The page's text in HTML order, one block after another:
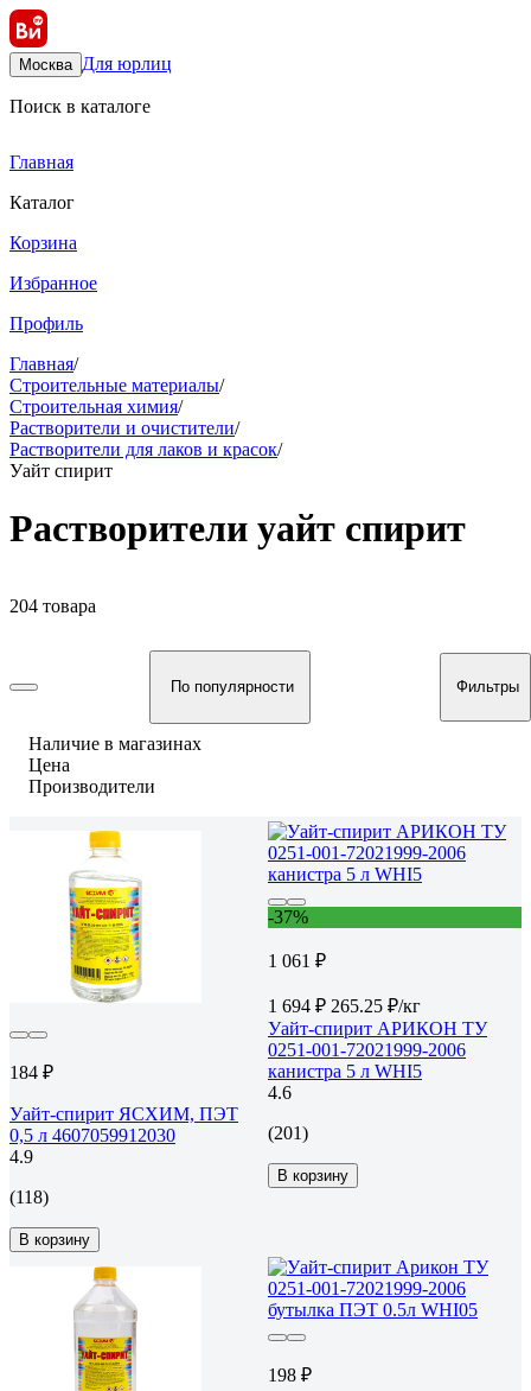
Москва Для юрлиц
Поиск в каталоге
Главная
Каталог
Корзина
Избранное
Профиль
Главная/
Строительные материалы/
Строительная химия/
Растворители и очистители/
Растворители для лаков и красок/
Уайт спирит
Растворители уайт спирит
204 товара
По популярности Фильтры
Наличие в магазинах
Цена
Производители
184 ₽
Уайт-спирит ЯСХИМ, ПЭТ
0,5 л 4607059912030
4.9
(118)
В корзину
-37%
1 061 ₽
1 694 ₽ 265.25 ₽/кг
Уайт-спирит АРИКОН ТУ
0251-001-72021999-2006
канистра 5 л WHI5
4.6
(201)
В корзину
198 ₽